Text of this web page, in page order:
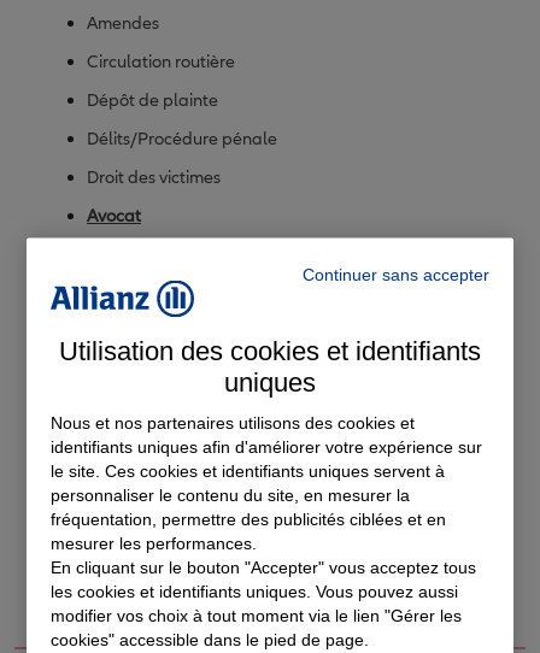
Amendes
Circulation routière
Dépôt de plainte
Délits/Procédure pénale
Droit des victimes
Avocat
Famille
Immobilier/construction
Plaisance
Professionnels et entreprises
Travail
Continuer sans accepter
Utilisation des cookies et identifiants
uniques
Nous et nos partenaires utilisons des cookies et
identifiants uniques afin d'améliorer votre expérience sur
le site. Ces cookies et identifiants uniques servent à
personnaliser le contenu du site, en mesurer la
fréquentation, permettre des publicités ciblées et en
mesurer les performances.
En cliquant sur le bouton "Accepter" vous acceptez tous
les cookies et identifiants uniques. Vous pouvez aussi
modifier vos choix à tout moment via le lien "Gérer les
cookies" accessible dans le pied de page.